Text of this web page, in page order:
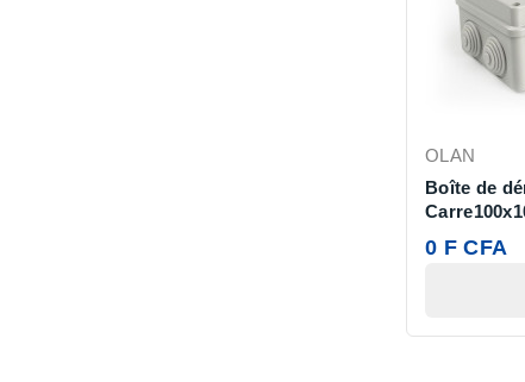
OLAN
Boîte de
0 F CFA